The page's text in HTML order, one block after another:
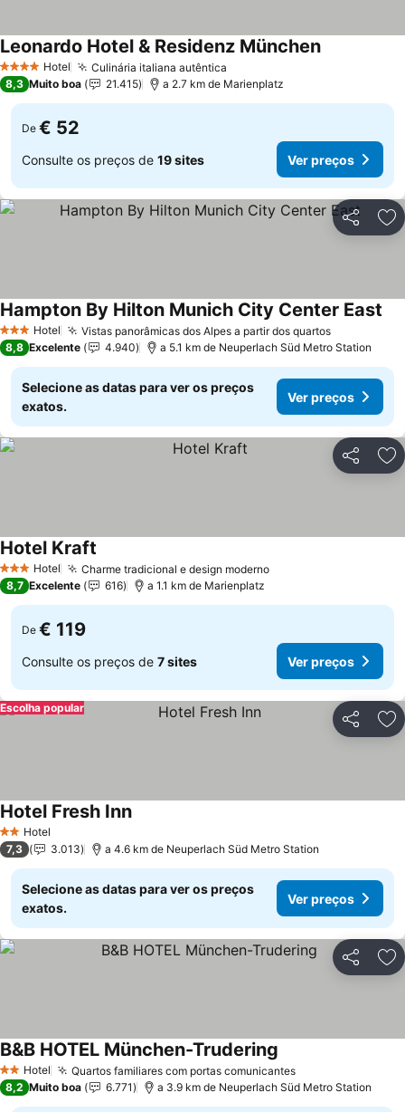
4 EstrelasHotel Culinária italiana autêntica
Leonardo Hotel & Residenz MünchenVer preços
8,3 Muito boa 21.415 a 2.7 km de Marienplatz
De € 52
Consulte os preços de 19 sites Ver preços
Partilhar
3 EstrelasHotel Vistas panorâmicas dos Alpes a partir dos quartosVer preços
Hampton By Hilton Munich City Center East
8,8 Excelente 4.940 a 5.1 km de Neuperlach Süd Metro Station
Selecione as datas para ver os preços
exatos.
Ver preços
Partilhar
3 EstrelasHotel Charme tradicional e design modernoVer preços
Hotel Kraft
8,7 Excelente 616 a 1.1 km de Marienplatz
De € 119
Consulte os preços de 7 sites Ver preços
Partilhar
Escolha popular
2 Estrelas
Hotel
Hotel Fresh InnVer preços
7,3 3.013 a 4.6 km de Neuperlach Süd Metro Station
Selecione as datas para ver os preços
exatos.
Ver preços
Partilhar
2 Estrelas
Hotel Quartos familiares com portas comunicantesVer preços
B&B HOTEL München-Trudering
8,2 Muito boa 6.771 a 3.9 km de Neuperlach Süd Metro Station